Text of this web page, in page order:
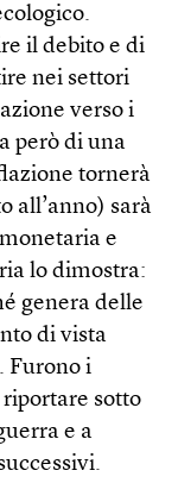
il debito e di
nei settori
verso i
però di una
tornerà
all’anno) sarà
e
lo dimostra:
genera delle
di vista
Furono i
sotto
e a